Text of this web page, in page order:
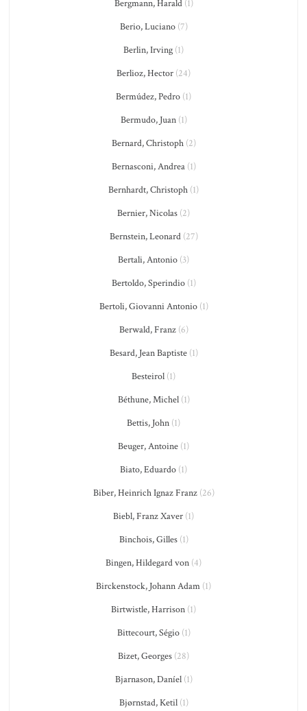
Bergmann, Harald(1)
Berio, Luciano(7)
Berlin, Irving (1)
Berlioz, Hector (24)
Bermúdez, Pedro (1)
Bermudo, Juan(1)
Bernard, Christoph(2)
Bernasconi, Andrea(1)
Bernhardt, Christoph (1)
Bernier, Nicolas (2)
Bernstein, Leonard(27)
Bertali, Antonio (3)
Bertoldo, Sperindio(1)
Bertoli, Giovanni Antonio(1)
Berwald, Franz(6)
Besard, Jean Baptiste(1)
Besteirol (1)
Béthune, Michel(1)
Bettis, John (1)
Beuger, Antoine (1)
Biato, Eduardo (1)
Biber, Heinrich Ignaz Franz(26)
Biebl, Franz Xaver (1)
Binchois, Gilles(1)
Bingen, Hildegard von (4)
Birckenstock, Johann Adam (1)
Birtwistle, Harrison (1)
Bittecourt, Ségio(1)
Bizet, Georges (28)
Bjarnason, Daníel(1)
Bjørnstad, Ketil(1)